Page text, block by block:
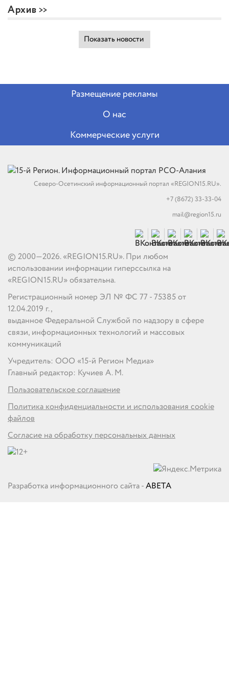
Архив
Показать новости
Размещение рекламы
О нас
Коммерческие услуги
Северо-Осетинский информационный портал «REGION15.RU».
+7 (8672) 33-33-04
mail@region15.ru
© 2000—2026. «REGION15.RU». При любом
использовании информации гиперссылка на
«REGION15.RU» обязательна.
Регистрационный номер ЭЛ № ФС 77 - 75385 от
12.04.2019 г.,
выданное Федеральной Службой по надзору в сфере
связи, информационных технологий и массовых
коммуникаций
Учредитель: ООО «15-й Регион Медиа»
Главный редактор: Кучиев А. М.
Пользовательское соглашение
Политика конфиденциальности и использования cookie
файлов
Согласие на обработку персональных данных
Разработка информационного сайта -ABETA